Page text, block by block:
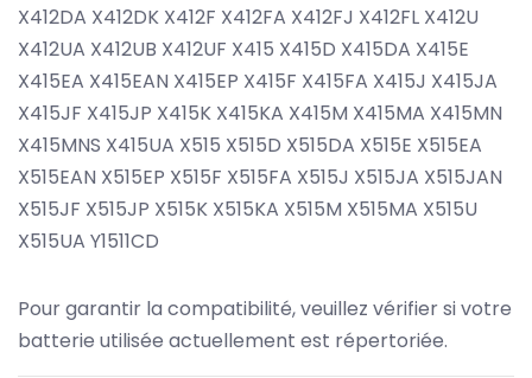
X412DA X412DK X412F X412FA X412FJ X412FL X412U
X412UA X412UB X412UF X415 X415D X415DA X415E
X415EA X415EAN X415EP X415F X415FA X415J X415JA
X415JF X415JP X415K X415KA X415M X415MA X415MN
X415MNS X415UA X515 X515D X515DA X515E X515EA
X515EAN X515EP X515F X515FA X515J X515JA X515JAN
X515JF X515JP X515K X515KA X515M X515MA X515U
X515UA Y1511CD
Pour garantir la compatibilité, veuillez vérifier si votre
batterie utilisée actuellement est répertoriée.